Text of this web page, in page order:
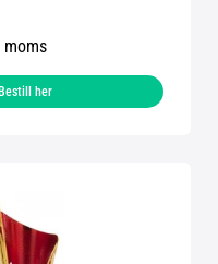
moms
her